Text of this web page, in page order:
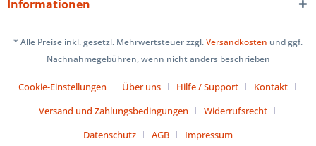
Informationen
* Alle Preise inkl. gesetzl. Mehrwertsteuer zzgl.Versandkosten und ggf.
Nachnahmegebühren, wenn nicht anders beschrieben
Cookie-Einstellungen Über uns Hilfe / Support
Kontakt
Versand und Zahlungsbedingungen
Widerrufsrecht
Datenschutz
AGB Impressum